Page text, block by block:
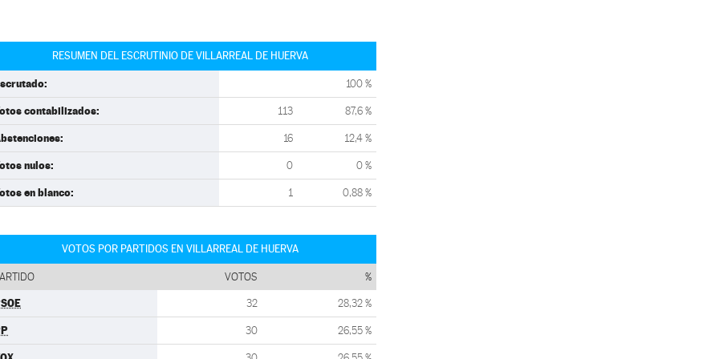
RESUMEN DEL ESCRUTINIO DE VILLARREAL DE HUERVA
100 %
contabilizados: 113 87,6 %
16 12,4 %
nulos: 0 0 %
en blanco: 1 0,88 %
VOTOS POR PARTIDOS EN VILLARREAL DE HUERVA
VOTOS %
32 28,32 %
30 26,55 %